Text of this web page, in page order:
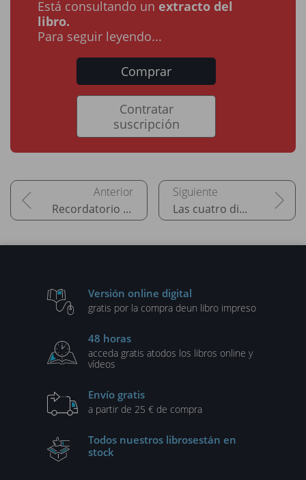
Está consultando un extracto del
libro.
Para seguir leyendo...
Comprar
Contratar
suscripción
Recordatorio de los grandes principios de ITIL V3 Las cuatro dimensiones de la gestión de servicios
Versión online digital
gratis por la compra deun libro impreso
48 horas
acceda gratis atodos los libros online y
vídeos
Envío gratis
a partir de 25 € de compra
Todos nuestros librosestán en
stock